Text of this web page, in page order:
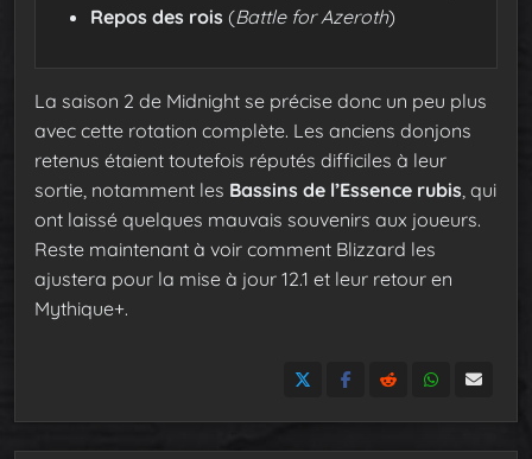
Repos des rois (Battle for Azeroth)
La saison 2 de Midnight se précise donc un peu plus
avec cette rotation complète. Les anciens donjons
retenus étaient toutefois réputés difficiles à leur
sortie, notamment les Bassins de l’Essence rubis , qui
ont laissé quelques mauvais souvenirs aux joueurs.
Reste maintenant à voir comment Blizzard les
ajustera pour la mise à jour 12.1 et leur retour en
Mythique+.